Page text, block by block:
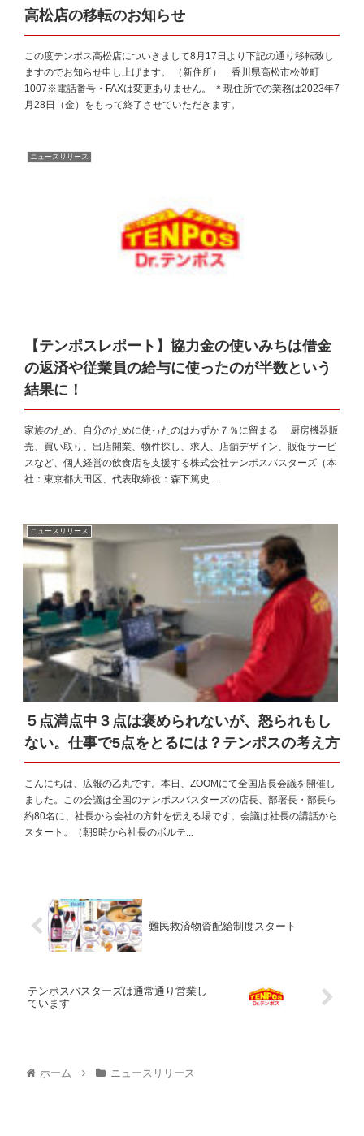
高松店の移転のお知らせ
この度テンポス高松店についきまして8月17日より下記の通り移転致し
ますのでお知らせ申し上げます。 （新住所） 香川県高松市松並町
1007※電話番号・FAXは変更ありません。 ＊現住所での業務は2023年7
月28日（金）をもって終了させていただきます。
ニュースリリース
【テンポスレポート】協力金の使いみちは借金
の返済や従業員の給与に使ったのが半数という
結果に！
家族のため、自分のために使ったのはわずか７％に留まる 厨房機器販
売、買い取り、出店開業、物件探し、求人、店舗デザイン、販促サービ
スなど、個人経営の飲食店を支援する株式会社テンポスバスターズ（本
社：東京都大田区、代表取締役：森下篤史...
ニュースリリース
５点満点中３点は褒められないが、怒られもし
ない。仕事で5点をとるには？テンポスの考え方
こんにちは、広報の乙丸です。本日、ZOOMにて全国店長会議を開催し
ました。この会議は全国のテンポスバスターズの店長、部署長・部長ら
約80名に、社長から会社の方針を伝える場です。会議は社長の講話から
スタート。（朝9時から社長のボルテ...
難民救済物資配給制度スタート
テンポスバスターズは通常通り営業し
ています
ホーム ニュースリリース